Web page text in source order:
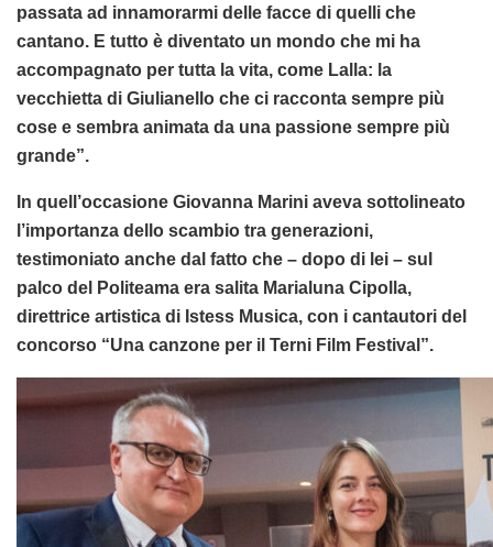
passata ad innamorarmi delle facce di quelli che
cantano. E tutto è diventato un mondo che mi ha
accompagnato per tutta la vita, come Lalla: la
vecchietta di Giulianello che ci racconta sempre più
cose e sembra animata da una passione sempre più
grande”.
In quell’occasione Giovanna Marini aveva sottolineato
l’importanza dello scambio tra generazioni,
testimoniato anche dal fatto che – dopo di lei – sul
palco del Politeama era salita Marialuna Cipolla,
direttrice artistica di Istess Musica, con i cantautori del
concorso “Una canzone per il Terni Film Festival”.